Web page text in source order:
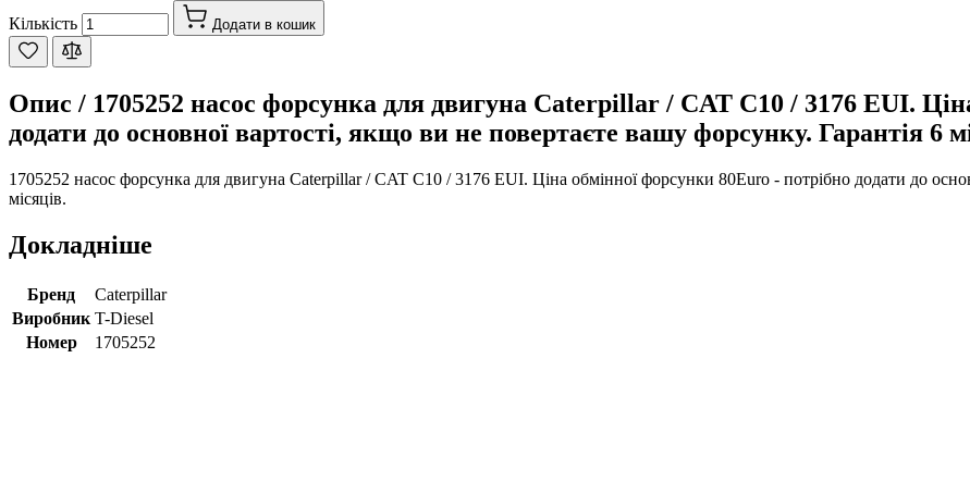
Кількість Додати в кошик
Опис / 1705252 насос форсунка для двигуна Caterpillar / CAT C10 / 3176 EUI.
додати до основної вартості, якщо ви не повертаєте вашу форсунку. Гарантія 6
1705252 насос форсунка для двигуна Caterpillar / CAT C10 / 3176 EUI. Ціна обмінної форсунки 80Euro - потрібно додати до
місяців.
Докладніше
Бренд
Caterpillar
Виробник T-Diesel
Номер
1705252